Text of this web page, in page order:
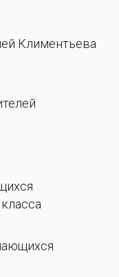
Климентьева